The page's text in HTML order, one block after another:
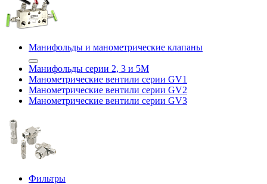
Манифольды и манометрические клапаны
Манифольды серии 2, 3 и 5М
Манометрические вентили серии GV1
Манометрические вентили серии GV2
Манометрические вентили серии GV3
Фильтры